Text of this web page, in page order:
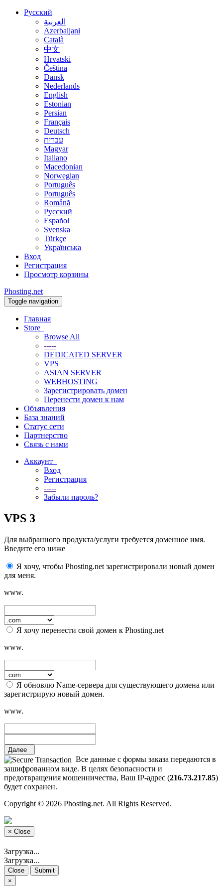
Русский
العربية
Azerbaijani
Català
中文
Hrvatski
Čeština
Dansk
Nederlands
English
Estonian
Persian
Français
Deutsch
עברית
Magyar
Italiano
Macedonian
Norwegian
Português
Português
Română
Русский
Español
Svenska
Türkçe
Українська
Вход
Регистрация
Просмотр корзины
Phosting.net
Toggle navigation
Главная
Store
Browse All
-----
DEDICATED SERVER
VPS
ASIAN SERVER
WEBHOSTING
Зарегистрировать домен
Перенести домен к нам
Объявления
База знаний
Статус сети
Партнерство
Связь с нами
Аккаунт
Вход
Регистрация
-----
Забыли пароль?
VPS 3
Для выбранного продукта/услуги требуется доменное имя.
Введите его ниже
Я хочу, чтобы Phosting.net зарегистрировали новый домен
для меня.
www.
Я хочу перенести свой домен к Phosting.net
www.
Я обновлю Name-сервера для существующего домена или
зарегистрирую новый домен.
www.
Далее
Все данные с формы заказа передаются в
зашифрованном виде. В целях безопасности и
предотвращения мошенничества, Ваш IP-адрес (216.73.217.85)
будет сохранен.
Copyright © 2026 Phosting.net. All Rights Reserved.
× Close
Загрузка...
Загрузка...
Close
Submit
×